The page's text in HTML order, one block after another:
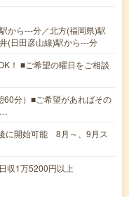
から---分／北方(福岡県)駅
(日田彦山線)駅から---分
！ ■ご希望の曜日をご相談
60分）■ご希望があればその
に開始可能 8月～、9月ス
1万5200円以上